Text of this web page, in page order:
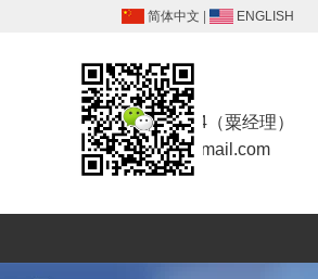
简体中文 ENGLISH
联系方式
18025455914（粟经理）
szsdlcx@foxmail.com